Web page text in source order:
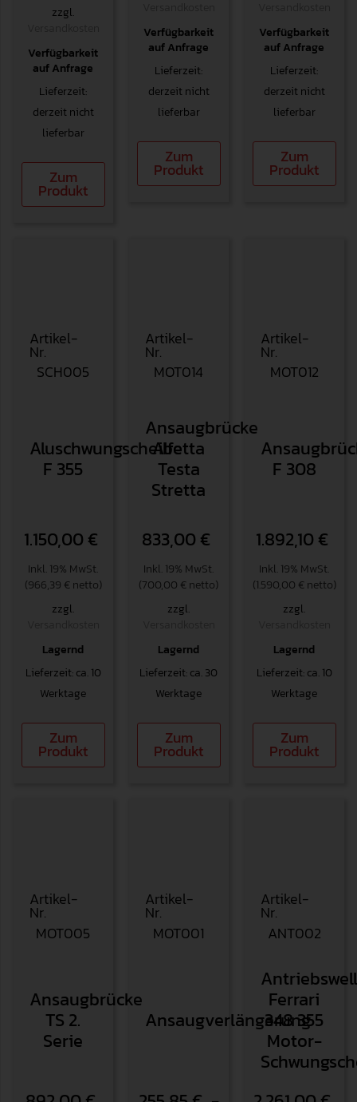
zzgl.
Verfügbarkeit
auf Anfrage
Lieferzeit:
derzeit nicht
lieferbar
Zum
Produkt
Verfügbarkeit
auf Anfrage
Lieferzeit:
derzeit nicht
lieferbar
Zum
Produkt
Verfügbarkeit
auf Anfrage
Lieferzeit:
derzeit nicht
lieferbar
Zum
Produkt
Artikel-
Nr.
SCH005
Aluschwungscheibe
F 355
1.150,00 €
Inkl. 19% MwSt.
(966,39 € netto)
zzgl.
Lagernd
Lieferzeit: ca. 10
Werktage
Zum
Produkt
Artikel-
Nr.
MOT014
Ansaugbrücke
Alfetta
Testa
Stretta
833,00 €
Inkl. 19% MwSt.
(700,00 € netto)
zzgl.
Lagernd
Lieferzeit: ca. 30
Werktage
Zum
Produkt
Artikel-
Nr.
MOT012
F 308
1.892,10 €
Inkl. 19% MwSt.
(1.590,00 € netto)
zzgl.
Lagernd
Lieferzeit: ca. 10
Werktage
Zum
Produkt
Artikel-
Nr.
MOT005
Ansaugbrücke
TS 2.
Serie
Artikel-
Nr.
MOT001
Ansaugverlängerung
Artikel-
Nr.
ANT002
Ferrari
348 355
Motor-